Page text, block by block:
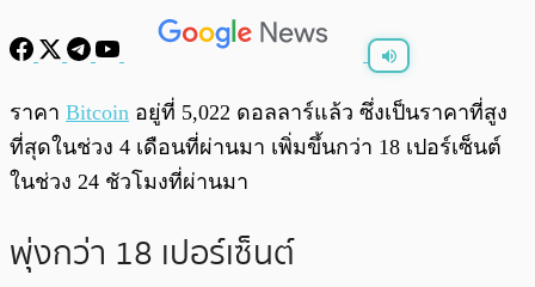
0:00
ราคา Bitcoin อยู่ที่ 5,022 ดอลลาร์แล้ว ซึ่งเป็นราคาที่สูง
ที่สุดในช่วง 4 เดือนที่ผ่านมา เพิ่มขึ้นกว่า 18 เปอร์เซ็นต์
ในช่วง 24 ชัวโมงที่ผ่านมา
พุ่งกว่า 18 เปอร์เซ็นต์